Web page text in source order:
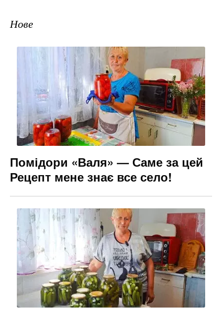
Нове
Помідори «Валя» — Саме за цей
Рецепт мене знає все село!